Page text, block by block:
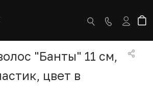
"Банты" 11 см,
цвет в